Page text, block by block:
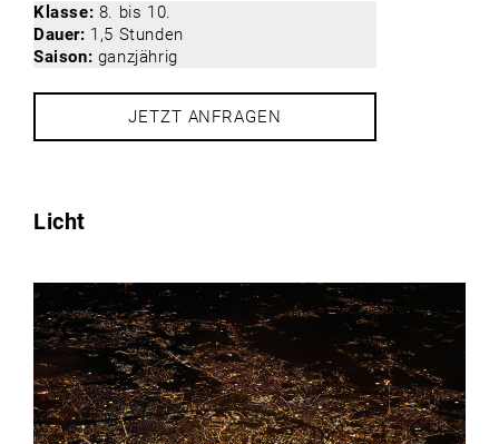
Klasse: 8. bis 10.
Dauer: 1,5 Stunden
Saison: ganzjährig
JETZT ANFRAGEN
Licht